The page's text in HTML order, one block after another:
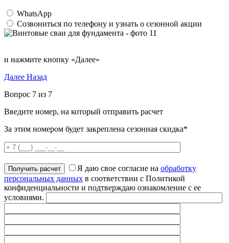
WhatsApp
Созвониться по телефону и узнать о сезонной акции
и нажмите кнопку «Далее»
Далее Назад
Вопрос 7 из 7
Введите номер, на который отправить расчет
За этим номером будет закреплена сезонная скидка*
Я даю свое согласие на обработку
персональных данных в соответствии с Политикой
конфиденциальности и подтверждаю ознакомление с ее
условиями.